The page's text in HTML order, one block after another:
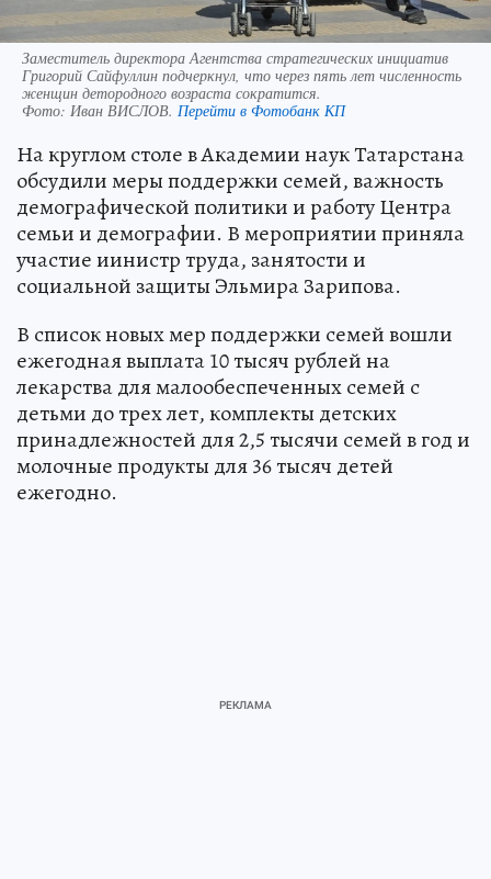
Заместитель директора Агентства стратегических инициатив
Григорий Сайфуллин подчеркнул, что через пять лет численность
женщин детородного возраста сократится.
Фото: Иван ВИСЛОВ. Перейти в Фотобанк КП
На круглом столе в Академии наук Татарстана
обсудили меры поддержки семей, важность
демографической политики и работу Центра
семьи и демографии. В мероприятии приняла
участие иинистр труда, занятости и
социальной защиты Эльмира Зарипова.
В список новых мер поддержки семей вошли
ежегодная выплата 10 тысяч рублей на
лекарства для малообеспеченных семей с
детьми до трех лет, комплекты детских
принадлежностей для 2,5 тысячи семей в год и
молочные продукты для 36 тысяч детей
ежегодно.